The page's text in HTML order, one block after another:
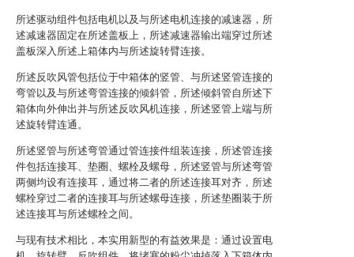
所述驱动组件包括电机以及与所述电机连接的减速器，所
述减速器固定在所述盖板上，所述减速器输出端穿过所述
盖板深入所述上箱体内与所述旋转臂连接。
所述反吹风管包括位于中箱体的竖管、与所述竖管连接的
弯管以及与所述弯管连接的倾斜管，所述倾斜管自所述下
箱体向外伸出并与所述反吹风机连接，所述竖管上端与所
述旋转臂连通。
所述竖管与所述弯管通过管连接件组装连接，所述管连接
件包括连接耳、垫圈、螺栓及螺母，所述竖管与所述弯管
两侧均设有连接耳，通过将二者的所述连接耳对齐，所述
螺栓穿过二者的连接耳与所述螺母连接，所述垫圈装于所
述连接耳与所述螺栓之间。
与现有技术相比，本实用新型的有益效果是：通过设置电